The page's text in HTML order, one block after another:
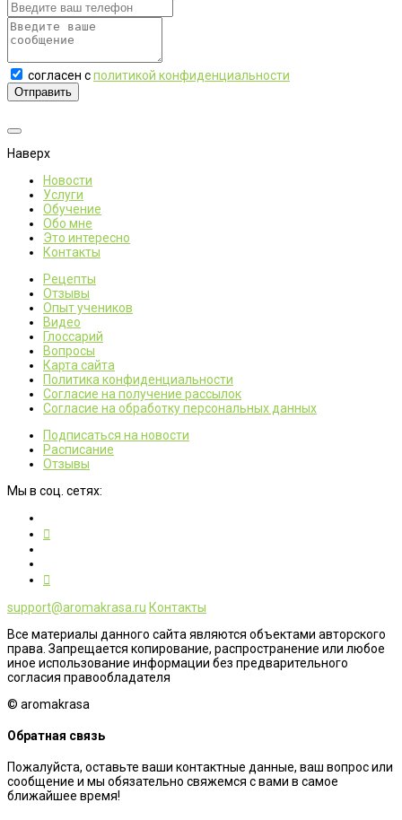
согласен сполитикой конфиденциальности
Отправить
Наверх
Новости
Услуги
Обучение
Обо мне
Это интересно
Контакты
Рецепты
Отзывы
Опыт учеников
Видео
Глоссарий
Вопросы
Карта сайта
Политика конфиденциальности
Согласие на получение рассылок
Согласие на обработку персональных данных
Подписаться на новости
Расписание
Отзывы
Мы в соц. сетях:
support@aromakrasa.ru Контакты
Все материалы данного сайта являются объектами авторского
права. Запрещается копирование, распространение или любое
иное использование информации без предварительного
согласия правообладателя
© aromakrasa
Обратная связь
Пожалуйста, оставьте ваши контактные данные, ваш вопрос или
сообщение и мы обязательно свяжемся с вами в самое
ближайшее время!